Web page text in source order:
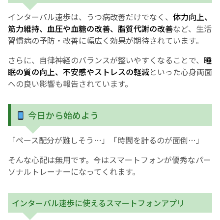
インターバル速歩は、うつ病改善だけでなく、 体力向上、
筋力維持、血圧や血糖の改善、脂質代謝の改善など、生活
習慣病の予防・改善に幅広く効果が期待されています。
さらに、自律神経のバランスが整いやすくなることで、 睡
眠の質の向上、不安感やストレスの軽減といった心身両面
への良い影響も報告されています。
今日から始めよう
「ペース配分が難しそう…」「時間を計るのが面倒…」
そんな心配は無用です。今はスマートフォンが優秀なパー
ソナルトレーナーになってくれます。
インターバル速歩に使えるスマートフォンアプリ